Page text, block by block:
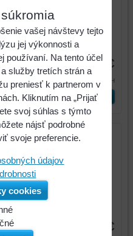
priama minivŕtačka 3/8"
2 600 ot./min.
148,43 €
182,57 € s DPH
ks Vložiť do košíka
3/8"
uhlová minivŕtačka 3/8"
156,54 €
vašej návštevy tejto
jej výkonnosti a
používaní. Na tento účel
služby tretích strán a
preniesť k partnerom v
Kliknutím na „Prijať
svoj súhlas s týmto
nájsť podrobné
svoje preferencie.
údajov
cookies